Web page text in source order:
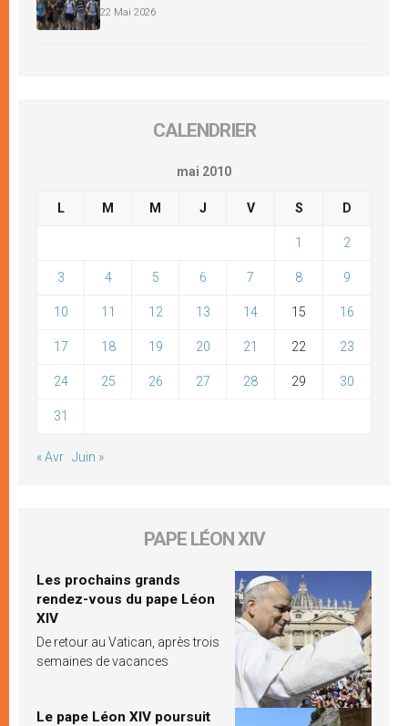
22 Mai 2026
CALENDRIER
mai 2010
L M M J V S D
1 2
3 4 5 6 7 8 9
10 11 12 13 14 15 16
17 18 19 20 21 22 23
24 25 26 27 28 29 30
31
« Avr Juin »
PAPE LÉON XIV
Les prochains grands
rendez-vous du pape Léon
XIV
De retour au Vatican, après trois
semaines de vacances
Le pape Léon XIV poursuit